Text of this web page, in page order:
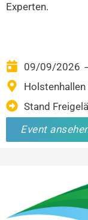
Experten.
09/09/2026
Stand
Event